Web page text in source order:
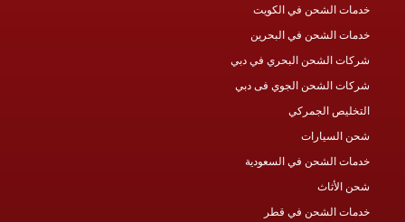
خدمات الشحن في الكويت
خدمات الشحن في البحرين
شركات الشحن البحري في دبي
شركات الشحن الجوي فى دبي
التخليص الجمركي
شحن السيارات
خدمات الشحن في السعودية
شحن الأثاث
خدمات الشحن في قطر